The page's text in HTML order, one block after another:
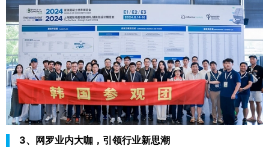
3、网罗业内大咖，引领行业新思潮